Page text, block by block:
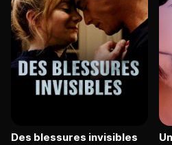
Des blessures invisibles